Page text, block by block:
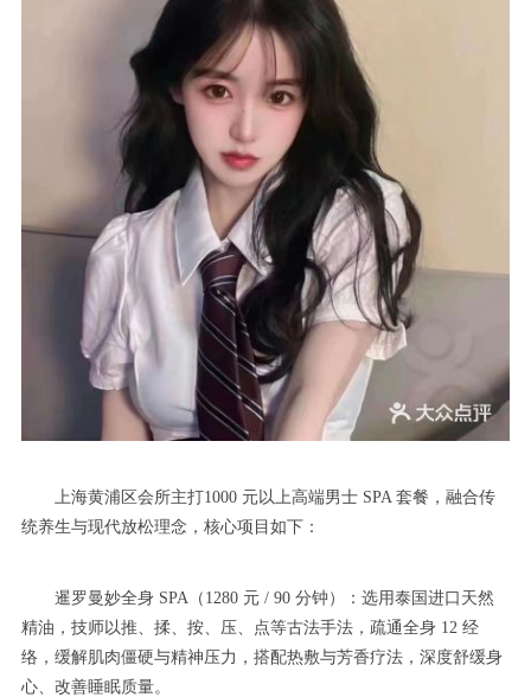
上海黄浦区会所主打1000 元以上高端男士 SPA 套餐，融合传
统养生与现代放松理念，核心项目如下：
暹罗曼妙全身 SPA（1280 元 / 90 分钟）：选用泰国进口天然
精油，技师以推、揉、按、压、点等古法手法，疏通全身 12 经
络，缓解肌肉僵硬与精神压力，搭配热敷与芳香疗法，深度舒缓身
心、改善睡眠质量。